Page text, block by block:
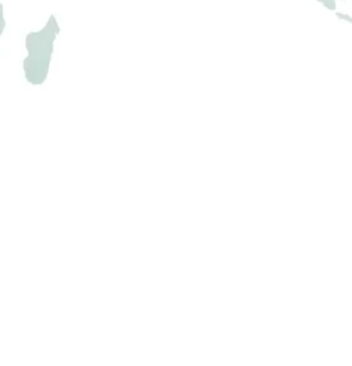
& wetterfest
ONLINE-KONFIGURATOR FÜR FERTIGGARAGEN
fuchssicher